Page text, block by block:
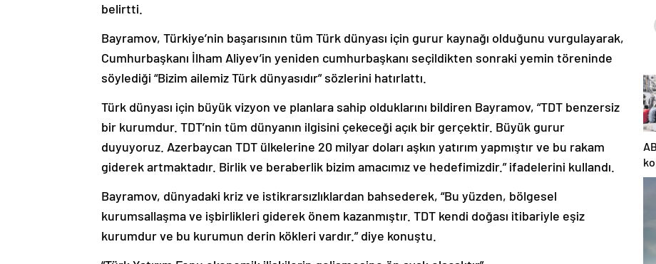
belirtti.
Bayramov, Türkiye’nin başarısının tüm Türk dünyası için gurur kaynağı olduğunu vurgulayarak,
Cumhurbaşkanı İlham Aliyev’in yeniden cumhurbaşkanı seçildikten sonraki yemin töreninde
söylediği “Bizim ailemiz Türk dünyasıdır” sözlerini hatırlattı.
Türk dünyası için büyük vizyon ve planlara sahip olduklarını bildiren Bayramov, “TDT benzersiz
bir kurumdur. TDT’nin tüm dünyanın ilgisini çekeceği açık bir gerçektir. Büyük gurur
duyuyoruz. Azerbaycan TDT ülkelerine 20 milyar doları aşkın yatırım yapmıştır ve bu rakam
giderek artmaktadır. Birlik ve beraberlik bizim amacımız ve hedefimizdir.” ifadelerini kullandı.
Bayramov, dünyadaki kriz ve istikrarsızlıklardan bahsederek, “Bu yüzden, bölgesel
kurumsallaşma ve işbirlikleri giderek önem kazanmıştır. TDT kendi doğası itibariyle eşiz
kurumdur ve bu kurumun derin kökleri vardır.” diye konuştu.